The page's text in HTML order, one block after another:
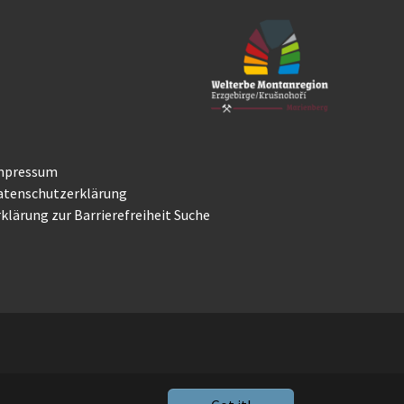
zur Barrierefreiheit Suche